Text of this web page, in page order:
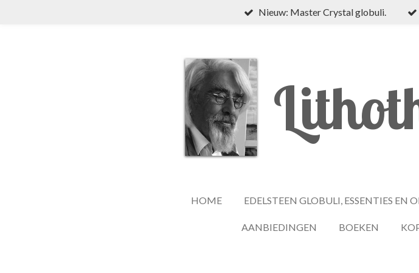
Nieuw: Master Crystal globuli.
HOME EDELSTEEN GLOBULI, ESSENTIES EN
AANBIEDINGEN BOEKEN